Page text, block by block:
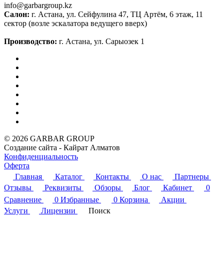
info@garbargroup.kz
Салон: г. Астана, ул. Сейфулина 47, ТЦ Артём, 6 этаж, 11
сектор (возле эскалатора ведущего вверх)
Производство: г. Астана, ул. Сарыозек 1
© 2026 GARBAR GROUP
Создание сайта - Кайрат Алматов
Конфиденциальность
Оферта
Главная
Каталог Контакты О нас
Партнеры
Отзывы
Реквизиты Обзоры Блог Кабинет
0
Сравнение
0 Избранные 0 Корзина
Акции
Услуги
Лицензии Поиск